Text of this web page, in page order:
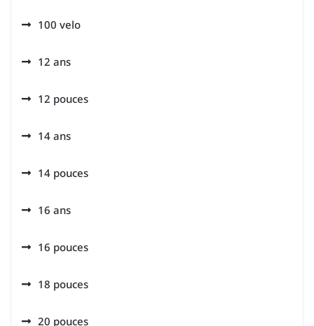
100 velo
12 ans
12 pouces
14 ans
14 pouces
16 ans
16 pouces
18 pouces
20 pouces